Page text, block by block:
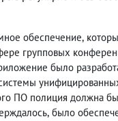
обеспечение,
групповых
было
ПО полиция должна
, было